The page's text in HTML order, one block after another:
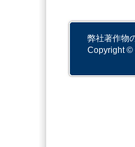
弊社著作物
Copyright ©